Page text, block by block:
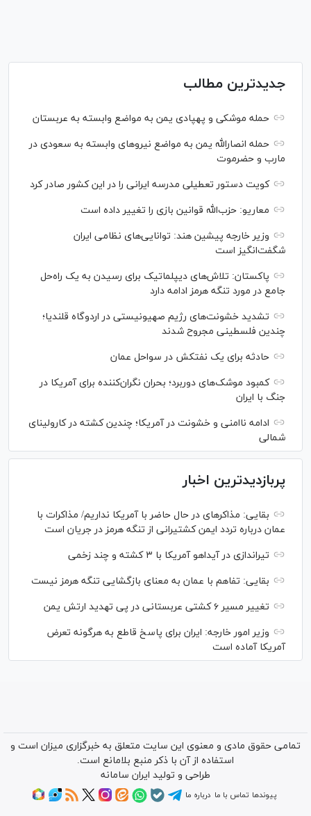
جدیدترین مطالب
حمله موشکی و پهپادی یمن به مواضع وابسته به عربستان
حمله انصارالله یمن به مواضع نیرو‌های وابسته به سعودی در
مارب و حضرموت
کویت دستور تعطیلی مدرسه ایرانی را در این کشور صادر کرد
معاریو: حزب‌الله قوانین بازی را تغییر داده است
وزیر خارجه پیشین هند: توانایی‌های نظامی ایران
شگفت‌انگیز است
پاکستان: تلاش‌های دیپلماتیک برای رسیدن به یک راه‌حل
جامع در مورد تنگه هرمز ادامه دارد
تشدید خشونت‌های رژیم صهیونیستی در اردوگاه قلندیا؛
چندین فلسطینی مجروح شدند
حادثه برای یک نفتکش در سواحل عمان
کمبود موشک‌های دوربرد؛ بحران نگران‌کننده برای آمریکا در
جنگ با ایران
ادامه ناامنی و خشونت در آمریکا؛ چندین کشته در کارولینای
شمالی
پربازدیدترین اخبار
بقایی: مذاکره‎ای در حال حاضر با آمریکا نداریم/ مذاکرات با
عمان درباره تردد ایمن کشتیرانی از تنگه هرمز در جریان است
تیراندازی در آیداهو آمریکا با ۳ کشته و چند زخمی
بقایی: تفاهم با عمان به معنای بازگشایی تنگه هرمز نیست
تغییر مسیر ۶ کشتی عربستانی در پی تهدید ارتش یمن
وزیر امور خارجه: ایران برای پاسخ قاطع به هرگونه تعرض
آمریکا آماده است
تمامی حقوق مادی و معنوی این سایت متعلق به خبرگزاری میزان است و
استفاده از آن با ذکر منبع بلامانع است.
طراحی و تولید ایران سامانه
پیوندها تماس با ما درباره ما